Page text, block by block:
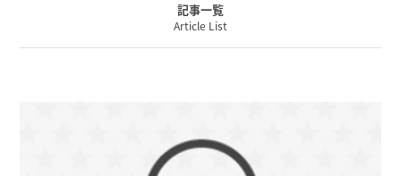
記事一覧
Article List